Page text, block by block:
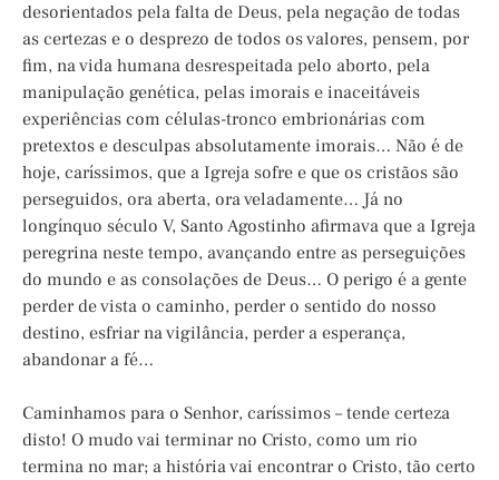
desorientados pela falta de Deus, pela negação de todas
as certezas e o desprezo de todos os valores, pensem, por
fim, na vida humana desrespeitada pelo aborto, pela
manipulação genética, pelas imorais e inaceitáveis
experiências com células-tronco embrionárias com
pretextos e desculpas absolutamente imorais… Não é de
hoje, caríssimos, que a Igreja sofre e que os cristãos são
perseguidos, ora aberta, ora veladamente… Já no
longínquo século V, Santo Agostinho afirmava que a Igreja
peregrina neste tempo, avançando entre as perseguições
do mundo e as consolações de Deus… O perigo é a gente
perder de vista o caminho, perder o sentido do nosso
destino, esfriar na vigilância, perder a esperança,
abandonar a fé…
Caminhamos para o Senhor, caríssimos – tende certeza
disto! O mudo vai terminar no Cristo, como um rio
termina no mar; a história vai encontrar o Cristo, tão certo